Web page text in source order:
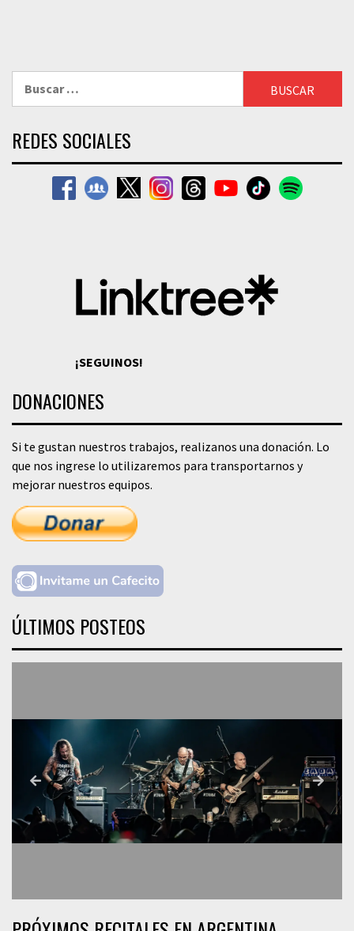
REDES SOCIALES
¡SEGUINOS!
DONACIONES
Si te gustan nuestros trabajos, realizanos una donación. Lo
que nos ingrese lo utilizaremos para transportarnos y
mejorar nuestros equipos.
ÚLTIMOS POSTEOS